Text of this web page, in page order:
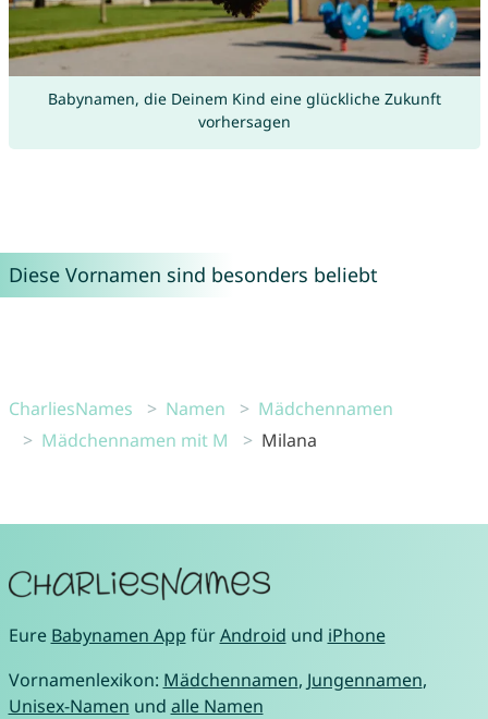
Babynamen, die Deinem Kind eine glückliche Zukunft
vorhersagen
Diese Vornamen sind besonders beliebt
CharliesNames Namen
Mädchennamen
Mädchennamen mit M
Milana
Eure Babynamen App fürAndroid und iPhone
Vornamenlexikon: Mädchennamen, Jungennamen,
Unisex-Namen und alle Namen